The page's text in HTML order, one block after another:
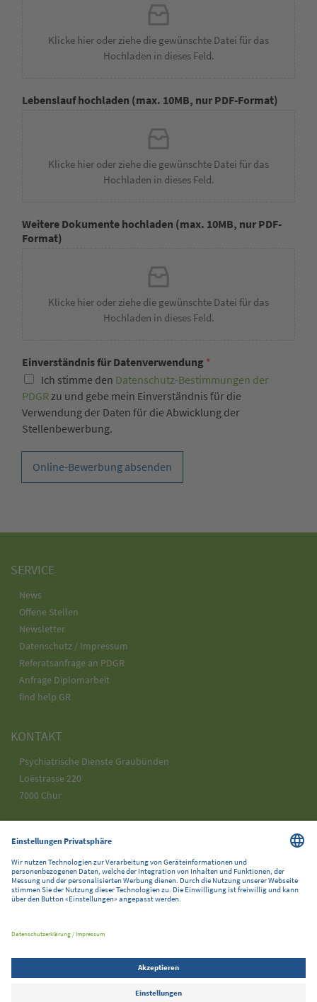
Klicke hier oder ziehe die gewünschte Datei für das
Hochladen in dieses Feld.
Lebenslauf hochladen (max. 10MB, nur PDF-Format)
Klicke hier oder ziehe die gewünschte Datei für das
Hochladen in dieses Feld.
Weitere Dokumente hochladen (max. 10MB, nur PDF-
Format)
Klicke hier oder ziehe die gewünschte Datei für das
Hochladen in dieses Feld.
Einverständnis für Datenverwendung *
Ich stimme den Datenschutz-Bestimmungen der
PDGRzu und gebe mein Einverständnis für die
Verwendung der Daten für die Abwicklung der
Stellenbewerbung.
Online-Bewerbung absenden
SERVICE
News
Offene Stellen
Newsletter
Datenschutz / Impressum
Referatsanfrage an PDGR
Anfrage Diplomarbeit
find help GR
KONTAKT
Psychiatrische Dienste Graubünden
Loëstrasse 220
7000 Chur
info@pdgr.ch
SOCIAL MEDIA